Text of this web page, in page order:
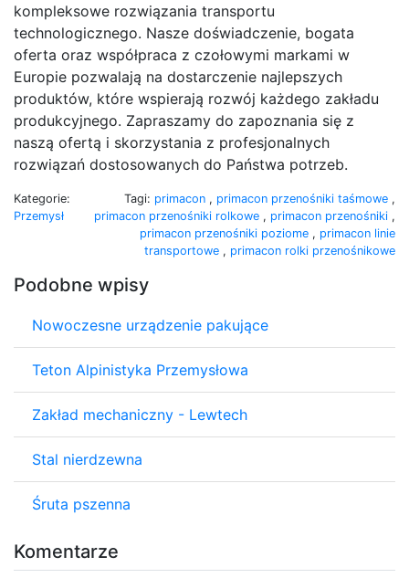
kompleksowe rozwiązania transportu
technologicznego. Nasze doświadczenie, bogata
oferta oraz współpraca z czołowymi markami w
Europie pozwalają na dostarczenie najlepszych
produktów, które wspierają rozwój każdego zakładu
produkcyjnego. Zapraszamy do zapoznania się z
naszą ofertą i skorzystania z profesjonalnych
rozwiązań dostosowanych do Państwa potrzeb.
Kategorie:
Przemysł
Tagi: primacon , primacon przenośniki taśmowe ,
primacon przenośniki rolkowe , primacon przenośniki ,
primacon przenośniki poziome , primacon linie
transportowe , primacon rolki przenośnikowe
Podobne wpisy
Nowoczesne urządzenie pakujące
Teton Alpinistyka Przemysłowa
Zakład mechaniczny - Lewtech
Stal nierdzewna
Śruta pszenna
Komentarze